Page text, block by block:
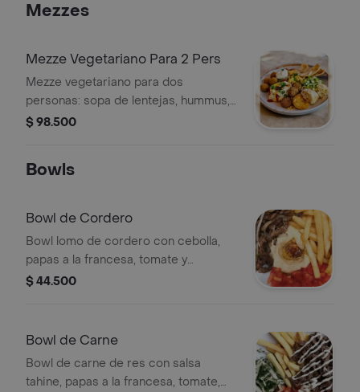
Mezzes
Mezze Vegetariano Para 2 Pers
Mezze vegetariano para dos
personas: sopa de lentejas, hummus,
babaganoush, tabulé, 4 falafel, 2
$ 98.500
Bowls
Bowl de Cordero
Bowl lomo de cordero con cebolla,
papas a la francesa, tomate y
hummus.
$ 44.500
Bowl de Carne
Bowl de carne de res con salsa
tahine, papas a la francesa, tomate,